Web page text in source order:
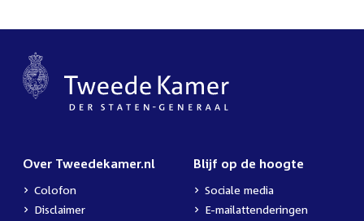
Over Tweedekamer.nl
Colofon
Disclaimer
Blijf op de hoogte
Sociale media
E-mailattenderingen